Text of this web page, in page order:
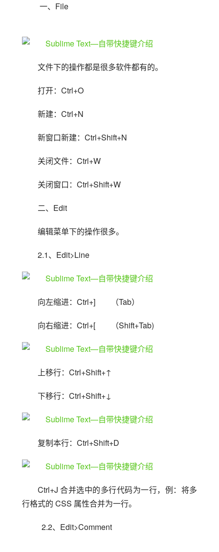
一、File
文件下的操作都是很多软件都有的。
打开：Ctrl+O
新建：Ctrl+N
新窗口新建：Ctrl+Shift+N
关闭文件：Ctrl+W
关闭窗口：Ctrl+Shift+W
二、Edit
编辑菜单下的操作很多。
2.1、Edit>Line
向左缩进：Ctrl+]　　（Tab）
向右缩进：Ctrl+[　　（Shift+Tab)
上移行：Ctrl+Shift+↑
下移行：Ctrl+Shift+↓
复制本行：Ctrl+Shift+D
Ctrl+J 合并选中的多行代码为一行，例：将多
行格式的 CSS 属性合并为一行。
  2.2、Edit>Comment